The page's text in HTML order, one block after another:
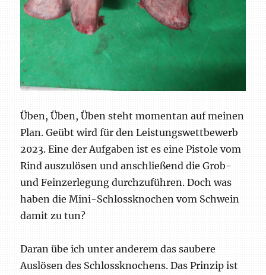
Üben, Üben, Üben steht momentan auf meinen
Plan. Geübt wird für den Leistungswettbewerb
2023. Eine der Aufgaben ist es eine Pistole vom
Rind auszulösen und anschließend die Grob-
und Feinzerlegung durchzuführen. Doch was
haben die Mini-Schlossknochen vom Schwein
damit zu tun?
Daran übe ich unter anderem das saubere
Auslösen des Schlossknochens. Das Prinzip ist